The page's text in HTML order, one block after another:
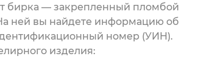
бирка — закрепленный пломбой
ней вы найдете информацию об
номер (УИН).
изделия: